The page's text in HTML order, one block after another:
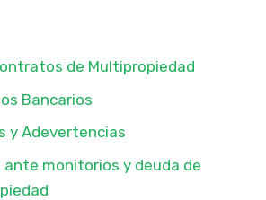
de Multipropiedad
Bancarios
y Adevertencias
ante monitorios y deuda de